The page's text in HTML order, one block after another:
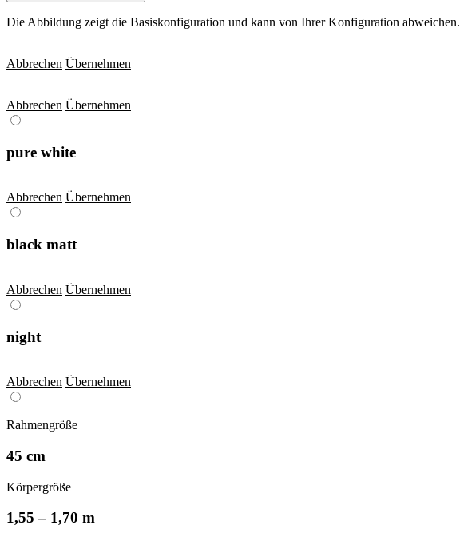
Die Abbildung zeigt die Basiskonfiguration und kann von Ihrer Konfiguration abweichen.
Abbrechen Übernehmen
Abbrechen Übernehmen
pure white
Abbrechen Übernehmen
black matt
Abbrechen Übernehmen
night
Abbrechen Übernehmen
Rahmengröße
45 cm
Körpergröße
1,55 – 1,70 m